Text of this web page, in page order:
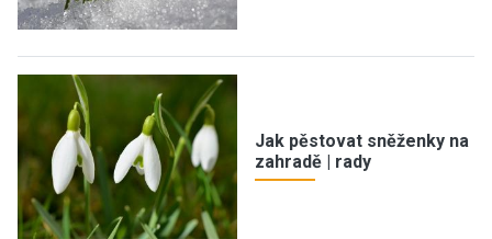
Jak pěstovat sněženky na
zahradě | rady